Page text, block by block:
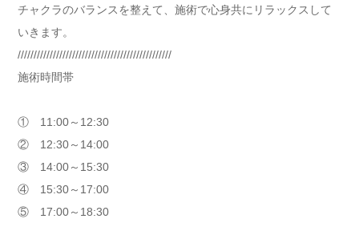
チャクラのバランスを整えて、施術で心身共にリラックスして
いきます。
////////////////////////////////////////////////
施術時間帯
① 11:00～12:30
② 12:30～14:00
③ 14:00～15:30
④ 15:30～17:00
⑤ 17:00～18:30